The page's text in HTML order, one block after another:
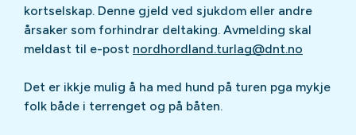
kortselskap. Denne gjeld ved sjukdom eller andre
årsaker som forhindrar deltaking. Avmelding skal
meldast til e-post nordhordland.turlag@dnt.no
Det er ikkje mulig å ha med hund på turen pga mykje
folk både i terrenget og på båten.